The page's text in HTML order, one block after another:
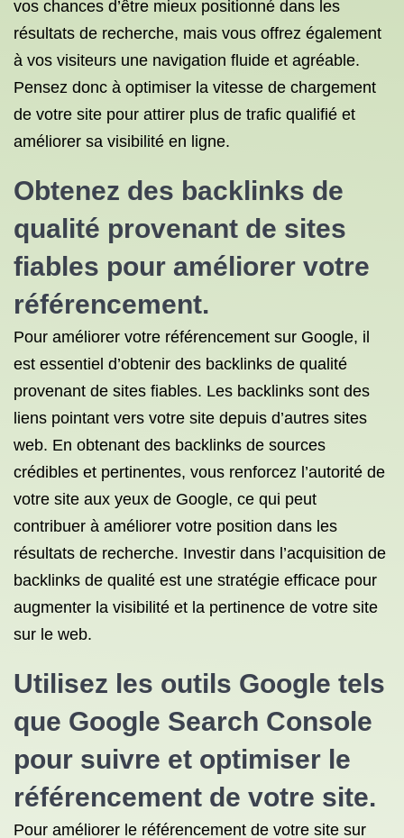
vos chances d’être mieux positionné dans les
résultats de recherche, mais vous offrez également
à vos visiteurs une navigation fluide et agréable.
Pensez donc à optimiser la vitesse de chargement
de votre site pour attirer plus de trafic qualifié et
améliorer sa visibilité en ligne.
Obtenez des backlinks de
qualité provenant de sites
fiables pour améliorer votre
référencement.
Pour améliorer votre référencement sur Google, il
est essentiel d’obtenir des backlinks de qualité
provenant de sites fiables. Les backlinks sont des
liens pointant vers votre site depuis d’autres sites
web. En obtenant des backlinks de sources
crédibles et pertinentes, vous renforcez l’autorité de
votre site aux yeux de Google, ce qui peut
contribuer à améliorer votre position dans les
résultats de recherche. Investir dans l’acquisition de
backlinks de qualité est une stratégie efficace pour
augmenter la visibilité et la pertinence de votre site
sur le web.
Utilisez les outils Google tels
que Google Search Console
pour suivre et optimiser le
référencement de votre site.
Pour améliorer le référencement de votre site sur